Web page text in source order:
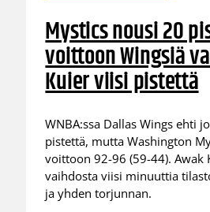
Mystics nousi 20
voittoon Wingsiä
Kuier viisi pistettä
WNBA:ssa Dallas Wings ehti
pistettä, mutta Washington
voittoon 92-96 (59-44). Awak
vaihdosta viisi minuuttia
ja yhden torjunnan.